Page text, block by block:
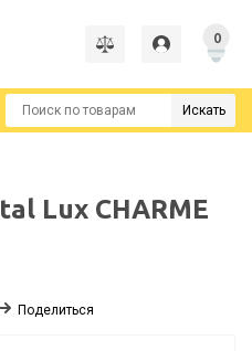
0
Искать
Lux CHARME
Поделиться